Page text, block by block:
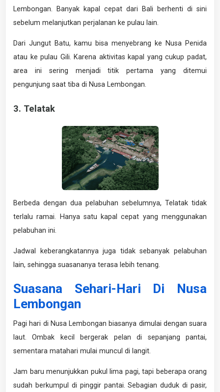
Lembongan. Banyak kapal cepat dari Bali berhenti di sini
sebelum melanjutkan perjalanan ke pulau lain.
Dari Jungut Batu, kamu bisa menyebrang ke Nusa Penida
atau ke pulau Gili. Karena aktivitas kapal yang cukup padat,
area ini sering menjadi titik pertama yang ditemui
pengunjung saat tiba di Nusa Lembongan.
3. Telatak
Berbeda dengan dua pelabuhan sebelumnya, Telatak tidak
terlalu ramai. Hanya satu kapal cepat yang menggunakan
pelabuhan ini.
Jadwal keberangkatannya juga tidak sebanyak pelabuhan
lain, sehingga suasananya terasa lebih tenang.
Suasana Sehari-Hari Di Nusa
Lembongan
Pagi hari di Nusa Lembongan biasanya dimulai dengan suara
laut. Ombak kecil bergerak pelan di sepanjang pantai,
sementara matahari mulai muncul di langit.
Jam baru menunjukkan pukul lima pagi, tapi beberapa orang
sudah berkumpul di pinggir pantai. Sebagian duduk di pasir,